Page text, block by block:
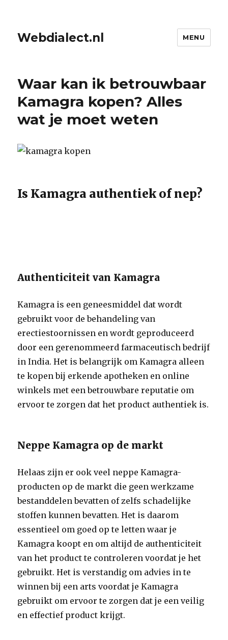
Webdialect.nl MENU
Waar kan ik betrouwbaar
Kamagra kopen? Alles
wat je moet weten
Is Kamagra authentiek of nep?
Authenticiteit van Kamagra
Kamagra is een geneesmiddel dat wordt
gebruikt voor de behandeling van
erectiestoornissen en wordt geproduceerd
door een gerenommeerd farmaceutisch bedrijf
in India. Het is belangrijk om Kamagra alleen
te kopen bij erkende apotheken en online
winkels met een betrouwbare reputatie om
ervoor te zorgen dat het product authentiek is.
Neppe Kamagra op de markt
Helaas zijn er ook veel neppe Kamagra-
producten op de markt die geen werkzame
bestanddelen bevatten of zelfs schadelijke
stoffen kunnen bevatten. Het is daarom
essentieel om goed op te letten waar je
Kamagra koopt en om altijd de authenticiteit
van het product te controleren voordat je het
gebruikt. Het is verstandig om advies in te
winnen bij een arts voordat je Kamagra
gebruikt om ervoor te zorgen dat je een veilig
en effectief product krijgt.